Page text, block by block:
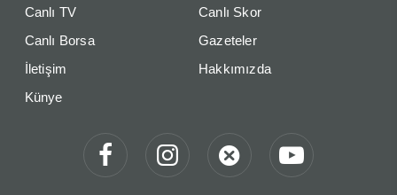
Canlı TV
Canlı Skor
Canlı Borsa
Gazeteler
İletişim
Hakkımızda
Künye